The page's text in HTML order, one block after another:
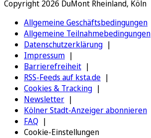
Copyright 2026 DuMont Rheinland, Köln
Allgemeine Geschäftsbedingungen
Allgemeine Teilnahmebedingungen
Datenschutzerklärung
Impressum
Barrierefreiheit
RSS-Feeds auf ksta.de
Cookies & Tracking
Newsletter
Kölner Stadt-Anzeiger abonnieren
FAQ
Cookie-Einstellungen